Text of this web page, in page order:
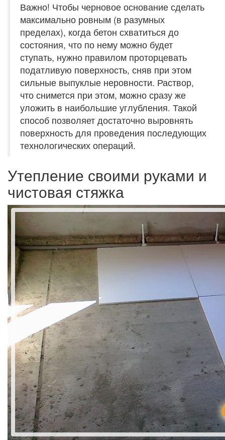
Важно! Чтобы черновое основание сделать
максимально ровным (в разумных
пределах), когда бетон схватиться до
состояния, что по нему можно будет
ступать, нужно правилом проторцевать
податливую поверхность, сняв при этом
сильные выпуклые неровности. Раствор,
что снимется при этом, можно сразу же
уложить в наибольшие углубления. Такой
способ позволяет достаточно выровнять
поверхность для проведения последующих
технологических операций.
Утепление своими руками и
чистовая стяжка